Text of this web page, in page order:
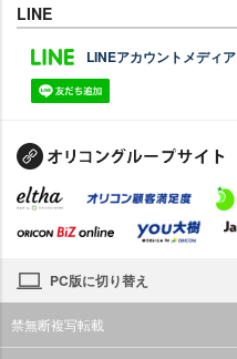
LINE
LINEアカウントメディア
PC版に切り替え
禁無断複写転載